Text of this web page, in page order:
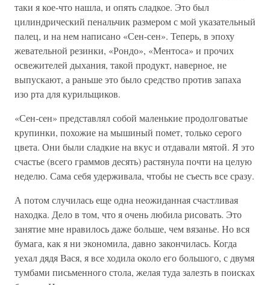
таки я кое-что нашла, и опять сладкое. Это был
цилиндрический пенальчик размером с мой указательный
палец, и на нем написано «Сен-сен». Теперь, в эпоху
жевательной резинки, «Рондо», «Ментоса» и прочих
освежителей дыхания, такой продукт, наверное, не
выпускают, а раньше это было средство против запаха
изо рта для курильщиков.
«Сен-сен» представлял собой маленькие продолговатые
крупинки, похожие на мышиный помет, только серого
цвета. Они были сладкие на вкус и отдавали мятой. Я это
счастье (всего граммов десять) растянула почти на целую
неделю. Сама себя удерживала, чтобы не съесть все сразу.
А потом случилась еще одна неожиданная счастливая
находка. Дело в том, что я очень любила рисовать. Это
занятие мне нравилось даже больше, чем вязанье. Но вся
бумага, как я ни экономила, давно закончилась. Когда
уехал дядя Вася, я все ходила около его большого, с двумя
тумбами письменного стола, желая туда залезть в поисках